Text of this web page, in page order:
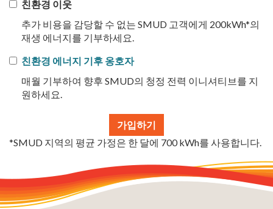
친환경 이웃
추가 비용을 감당할 수 없는 SMUD 고객에게 200kWh*의
재생 에너지를 기부하세요.
친환경 에너지 기후 옹호자
매월 기부하여 향후 SMUD의 청정 전력 이니셔티브를 지
원하세요.
*SMUD 지역의 평균 가정은 한 달에 700 kWh를 사용합니다.